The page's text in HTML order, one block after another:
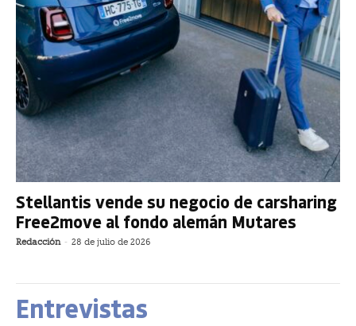
Stellantis vende su negocio de carsharing
Free2move al fondo alemán Mutares
Redacción - 28 de julio de 2026
Entrevistas